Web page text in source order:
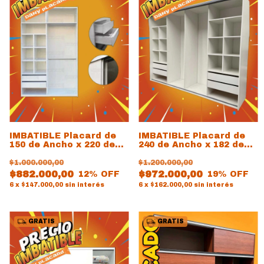
IMBATIBLE Placard de
150 de Ancho x 220 de
$882.000,00
$1.000.000,00
12% OFF
6 x $147.000,00 sin interés
IMBATIBLE Placard de
240 de Ancho x 182 de
$972.000,00
$1.200.000,00
19% OFF
6 x $162.000,00 sin interés
GRATIS GRATIS